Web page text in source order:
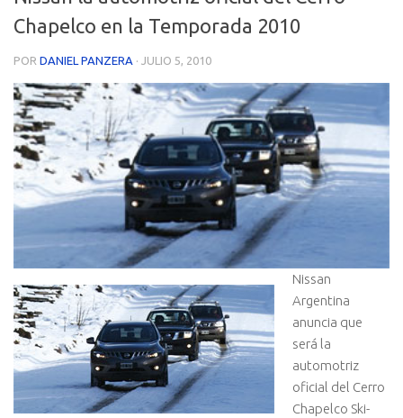
Chapelco en la Temporada 2010
POR DANIEL PANZERA · JULIO 5, 2010
Nissan
Argentina
anuncia que
será la
automotriz
oficial del Cerro
Chapelco Ski-